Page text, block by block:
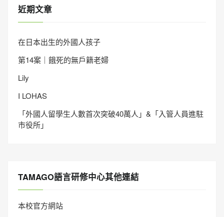
近期文章
在日本出生的外國人孩子
第14案｜餓死的無戶籍老婦
Lily
I LOHAS
「外國人留學生人數首次突破40萬人」&「入管人員進駐
市役所」
TAMAGO語言研修中心其他連結
本校官方網站